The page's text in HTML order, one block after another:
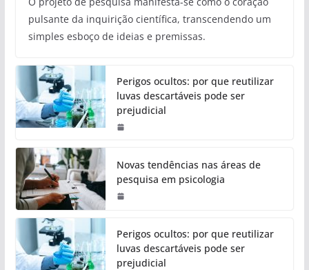
pulsante da inquirição científica, transcendendo um
simples esboço de ideias e premissas.
Perigos ocultos: por que reutilizar
luvas descartáveis pode ser
prejudicial
Novas tendências nas áreas de
pesquisa em psicologia
Perigos ocultos: por que reutilizar
luvas descartáveis pode ser
prejudicial